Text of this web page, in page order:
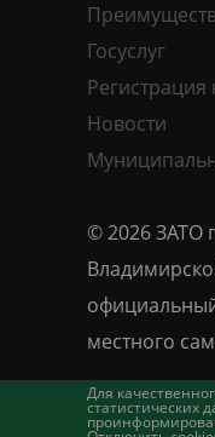
Для
статистических
Госуслуг
Новости
© 2026 ЗАТО
местного